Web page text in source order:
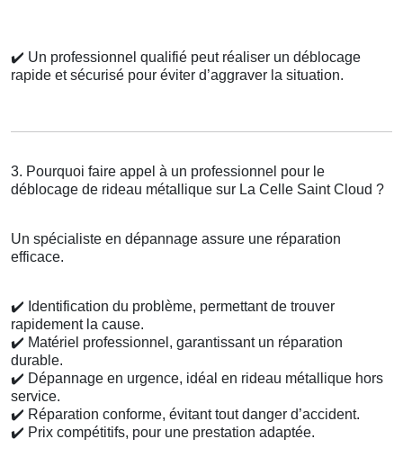
✔️ Un professionnel qualifié peut réaliser un déblocage
rapide et sécurisé pour éviter d’aggraver la situation.
3. Pourquoi faire appel à un professionnel pour le
déblocage de rideau métallique sur La Celle Saint Cloud ?
Un spécialiste en dépannage assure une réparation
efficace.
✔️ Identification du problème, permettant de trouver
rapidement la cause.
✔️ Matériel professionnel, garantissant un réparation
durable.
✔️ Dépannage en urgence, idéal en rideau métallique hors
service.
✔️ Réparation conforme, évitant tout danger d’accident.
✔️ Prix compétitifs, pour une prestation adaptée.